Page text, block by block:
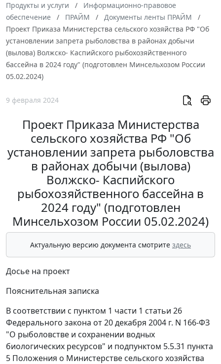
Продукты и услуги
Информационно-правовое
обеспечение
ПРАЙМ
Документы ленты ПРАЙМ
Проект Приказа Министерства сельского хозяйства РФ "Об
установлении запрета рыболовства в районах добычи
(вылова) Волжско- Каспийского рыбохозяйственного
бассейна в 2024 году" (подготовлен Минсельхозом России
05.02.2024)
9 февраля 2024
Проект Приказа Министерства
сельского хозяйства РФ "Об
установлении запрета рыболовства
в районах добычи (вылова)
Волжско- Каспийского
рыбохозяйственного бассейна в
2024 году" (подготовлен
Минсельхозом России 05.02.2024)
Актуальную версию документа смотрите здесь
Досье на проект
Пояснительная записка
В соответствии с пунктом 1 части 1 статьи 26
Федерального закона от 20 декабря 2004 г. N 166-ФЗ
"О рыболовстве и сохранении водных
биологических ресурсов" и подпунктом 5.5.31 пункта
5 Положения о Министерстве сельского хозяйства